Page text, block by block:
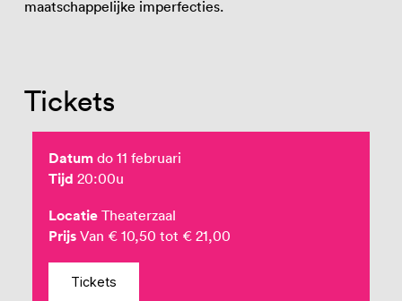
maatschappelijke imperfecties.
Tickets
Datum do 11 februari
Tijd 20:00u
Locatie Theaterzaal
Prijs Van € 10,50 tot € 21,00
Tickets